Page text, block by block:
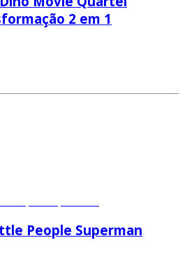
2 em 1
People Superman